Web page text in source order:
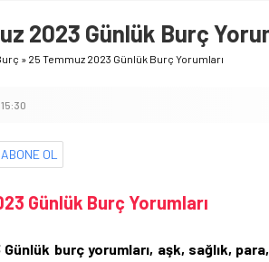
2023 Günlük Burç
» 25 Temmuz 2023 Günlük Burç Yorumları
ABONE OL
Günlük Burç Yorumları
Günlük burç yorumları, aşk, sağlık,